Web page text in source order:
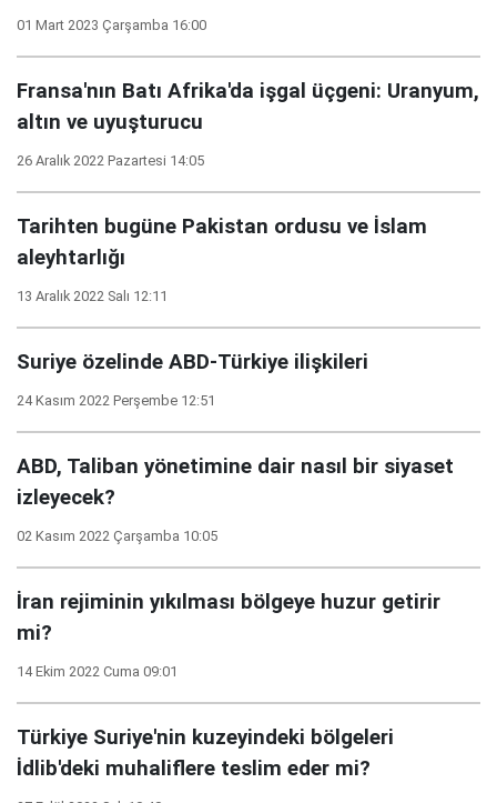
01 Mart 2023 Çarşamba 16:00
Fransa'nın Batı Afrika'da işgal üçgeni: Uranyum,
altın ve uyuşturucu
26 Aralık 2022 Pazartesi 14:05
Tarihten bugüne Pakistan ordusu ve İslam
aleyhtarlığı
13 Aralık 2022 Salı 12:11
Suriye özelinde ABD-Türkiye ilişkileri
24 Kasım 2022 Perşembe 12:51
ABD, Taliban yönetimine dair nasıl bir siyaset
izleyecek?
02 Kasım 2022 Çarşamba 10:05
İran rejiminin yıkılması bölgeye huzur getirir
mi?
14 Ekim 2022 Cuma 09:01
Türkiye Suriye'nin kuzeyindeki bölgeleri
İdlib'deki muhaliflere teslim eder mi?